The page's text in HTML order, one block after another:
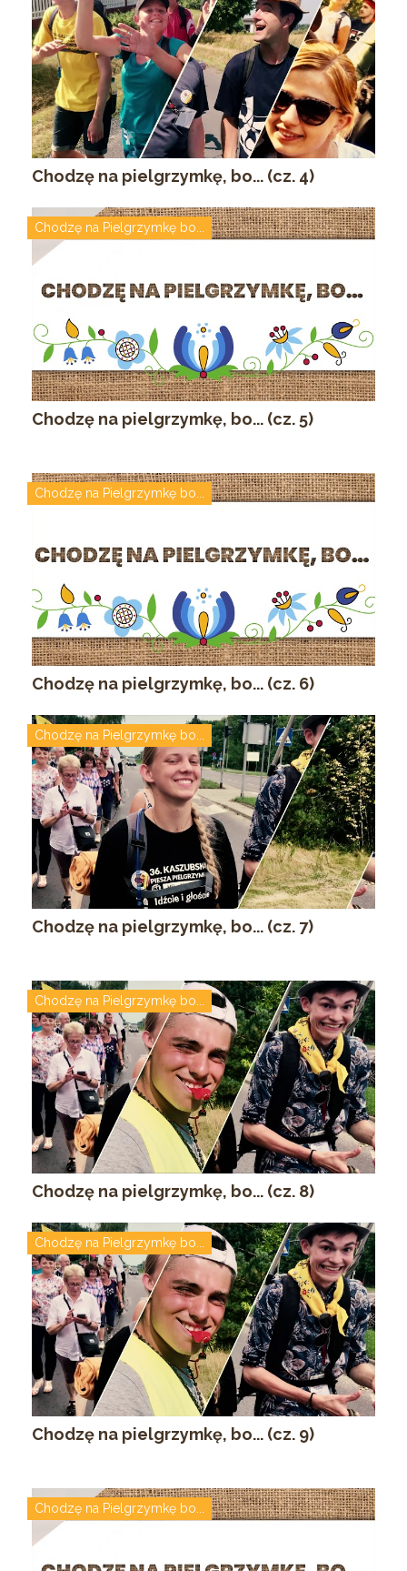
Chodzę na pielgrzymkę, bo... (cz. 4)
Chodzę na Pielgrzymkę bo...
Chodzę na pielgrzymkę, bo... (cz. 5)
Chodzę na Pielgrzymkę bo...
Chodzę na pielgrzymkę, bo... (cz. 6)
Chodzę na Pielgrzymkę bo...
Chodzę na pielgrzymkę, bo... (cz. 7)
Chodzę na Pielgrzymkę bo...
Chodzę na pielgrzymkę, bo... (cz. 8)
Chodzę na Pielgrzymkę bo...
Chodzę na pielgrzymkę, bo... (cz. 9)
Chodzę na Pielgrzymkę bo...